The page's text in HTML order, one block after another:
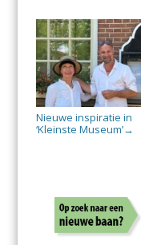
Nieuwe inspiratie in
‘Kleinste Museum’→